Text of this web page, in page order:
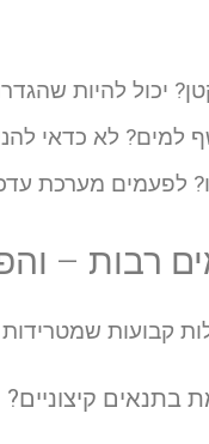
יכול להיות
למים? לא כדאי
לפעמים מערכת
רבות –
קבועות